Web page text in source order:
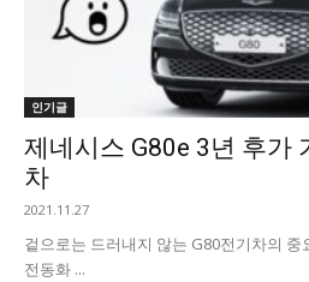
인기글
제네시스 G80e 3년 후가
차
2021.11.27
겉으로는 드러내지 않는 G80전기차의
전동화 ...